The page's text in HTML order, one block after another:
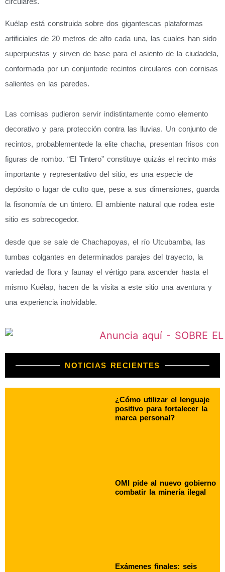
Kuélap está construida sobre dos gigantescas plataformas
artificiales de 20 metros de alto cada una, las cuales han sido
superpuestas y sirven de base para el asiento de la ciudadela,
conformada por un conjuntode recintos circulares con cornisas
salientes en las paredes.
Las cornisas pudieron servir indistintamente como elemento
decorativo y para protección contra las lluvias. Un conjunto de
recintos, probablementede la elite chacha, presentan frisos con
figuras de rombo. “El Tintero” constituye quizás el recinto más
importante y representativo del sitio, es una especie de
depósito o lugar de culto que, pese a sus dimensiones, guarda
la fisonomía de un tintero. El ambiente natural que rodea este
sitio es sobrecogedor.
desde que se sale de Chachapoyas, el río Utcubamba, las
tumbas colgantes en determinados parajes del trayecto, la
variedad de flora y faunay el vértigo para ascender hasta el
mismo Kuélap, hacen de la visita a este sitio una aventura y
una experiencia inolvidable.
NOTICIAS RECIENTES
¿Cómo utilizar el lenguaje
positivo para fortalecer la
marca personal?
OMI pide al nuevo gobierno
combatir la minería ilegal
Exámenes finales: seis